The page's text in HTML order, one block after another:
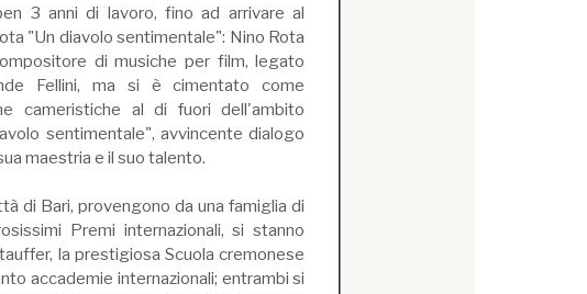
3 anni di lavoro, fino ad arrivare al
"Un diavolo sentimentale": Nino Rota
di musiche per film, legato
Fellini, ma si è cimentato come
cameristiche al di fuori dell'ambito
sentimentale", avvincente dialogo
maestria e il suo talento.
di Bari, provengono da una famiglia di
Premi internazionali, si stanno
la prestigiosa Scuola cremonese
accademie internazionali; entrambi si